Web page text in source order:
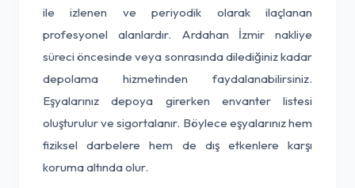
ile izlenen ve periyodik olarak ilaçlanan
profesyonel alanlardır. Ardahan İzmir nakliye
süreci öncesinde veya sonrasında dilediğiniz kadar
depolama hizmetinden faydalanabilirsiniz.
Eşyalarınız depoya girerken envanter listesi
oluşturulur ve sigortalanır. Böylece eşyalarınız hem
fiziksel darbelere hem de dış etkenlere karşı
koruma altında olur.